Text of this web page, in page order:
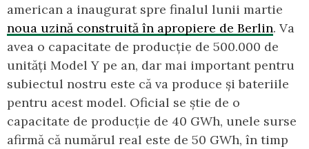
american a inaugurat spre finalul lunii martie
noua uzină construită în apropiere de Berlin. Va
avea o capacitate de producție de 500.000 de
unități Model Y pe an, dar mai important pentru
subiectul nostru este că va produce și bateriile
pentru acest model. Oficial se știe de o
capacitate de producție de 40 GWh, unele surse
afirmă că numărul real este de 50 GWh, în timp